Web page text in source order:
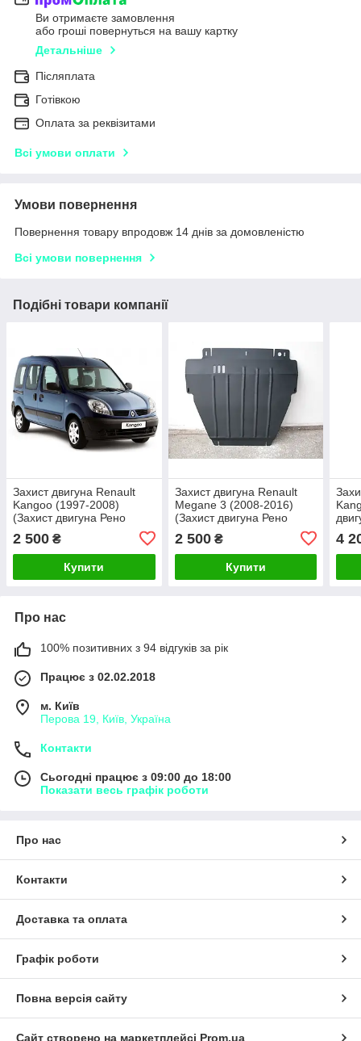
Ви отримаєте замовлення
або гроші повернуться на вашу картку
Детальніше
Післяплата
Готівкою
Оплата за реквізитами
Всі умови оплати
Умови повернення
Повернення товару впродовж 14 днів за домовленістю
Всі умови повернення
Подібні товари компанії
Захист двигуна Renault
Kangoo (1997-2008)
(Захист двигуна Рено
2 500 ₴
Купити
Захист двигуна Renault
Megane 3 (2008-2016)
(Захист двигуна Рено
2 500₴
Купити
4
Про нас
100% позитивних з 94 відгуків за рік
Працює з 02.02.2018
м. Київ
Перова 19, Київ, Україна
Контакти
Сьогодні працює з 09:00 до 18:00
Показати весь графік роботи
Про нас
Контакти
Доставка та оплата
Графік роботи
Повна версія сайту
Сайт створено на маркетплейсі Prom.ua